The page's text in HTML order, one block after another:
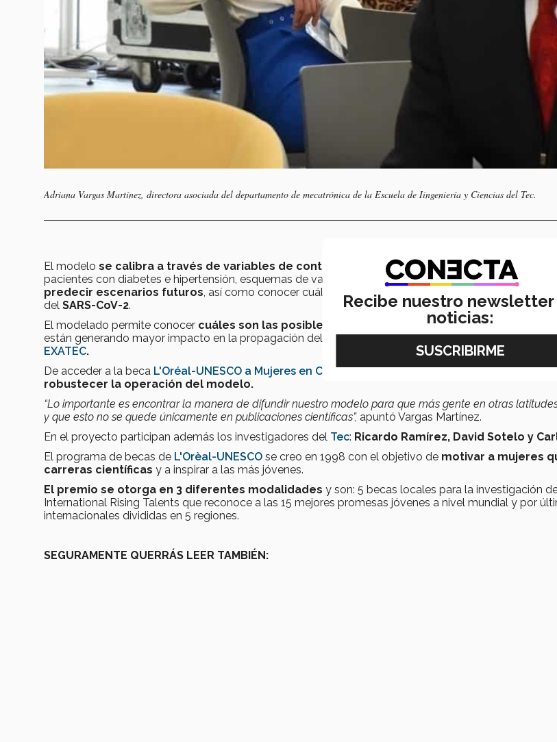
Adriana Vargas Martínez, directora asociada del departamento de mecatrónica de la Escuela de Iingeniería y Ciencias del Tec.
El modelo se calibra a través de variables de control
como: población mayor a 60 años,
pacientes con diabetes e hipertensión, esquemas de vacunación, entre otros, para que el sistema
predecir escenarios futuros, así como conocer cuáles son las variantes que están marcando la
del SARS-CoV-2.
El modelado permite conocer cuáles son las posibles combinaciones entre estas variables
están generando mayor impacto en la propagación del
nuevo coronavirus, destacóVargas,quien
EXATEC.
De acceder a la beca L'Oréal-UNESCO a Mujeres en Cienciase buscaría invertir en nuevos
robustecer la operación del modelo.
“Lo importante es encontrar la manera de difundir nuestro modelo para que más gente en otras
y que esto no se quede únicamente en publicaciones científicas”, apuntó Vargas Martínez.
En el proyecto participan además los investigadores del Tec: Ricardo Ramírez, David Sotelo y
El programa de becas de L'Orèal-UNESCO se creo en 1998 con el objetivo de motivar a mujeres
carreras científicas y a inspirar a las más jóvenes.
El premio se otorga en 3 diferentes modalidades y son: 5 becas locales para la investigación
International Rising Talents que reconoce a las 15 mejores promesas jóvenes a nivel mundial y por
internacionales divididas en 5 regiones.
SEGURAMENTE QUERRÁS LEER TAMBIÉN:
Recibe nuestro
noticias: